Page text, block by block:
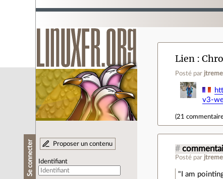
Se connecter Proposer un contenu
Identifiant
Lien
Posté par
v3-
(21
#
Posté par
"I am